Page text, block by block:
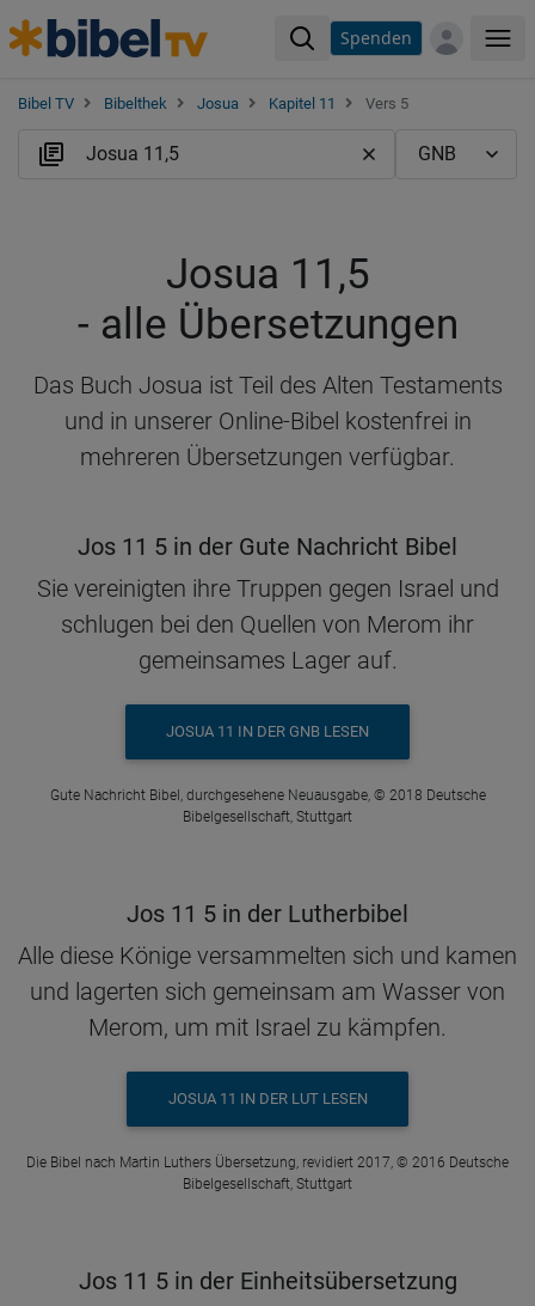
Spenden
Bibel TV Bibelthek Josua Kapitel 11 Vers 5
Josua 11,5
- alle Übersetzungen
Das Buch Josua ist Teil des Alten Testaments
und in unserer Online-Bibel kostenfrei in
mehreren Übersetzungen verfügbar.
Jos 11 5 in der Gute Nachricht Bibel
Sie vereinigten ihre Truppen gegen Israel und
schlugen bei den Quellen von Merom ihr
gemeinsames Lager auf.
JOSUA 11 IN DER GNB LESEN
Gute Nachricht Bibel, durchgesehene Neuausgabe, © 2018 Deutsche
Bibelgesellschaft, Stuttgart
Jos 11 5 in der Lutherbibel
Alle diese Könige versammelten sich und kamen
und lagerten sich gemeinsam am Wasser von
Merom, um mit Israel zu kämpfen.
JOSUA 11 IN DER LUT LESEN
Die Bibel nach Martin Luthers Übersetzung, revidiert 2017, © 2016 Deutsche
Bibelgesellschaft, Stuttgart
Jos 11 5 in der Einheitsübersetzung